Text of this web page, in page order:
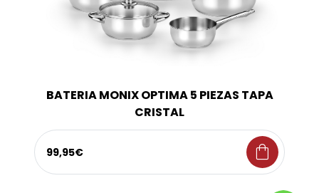
BATERIA MONIX OPTIMA 5 PIEZAS TAPA
CRISTAL
99,95€ shopping_bag